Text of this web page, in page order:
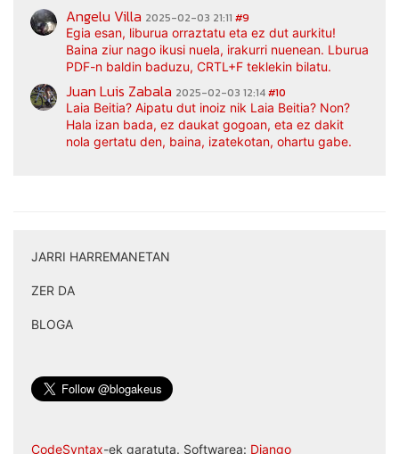
Angelu Villa 2025-02-03 21:11 #9
Egia esan, liburua orraztatu eta ez dut aurkitu!
Baina ziur nago ikusi nuela, irakurri nuenean. Lburua
PDF-n baldin baduzu, CRTL+F teklekin bilatu.
Juan Luis Zabala 2025-02-03 12:14#10
Laia Beitia? Aipatu dut inoiz nik Laia Beitia? Non?
Hala izan bada, ez daukat gogoan, eta ez dakit
nola gertatu den, baina, izatekotan, ohartu gabe.
JARRI HARREMANETAN
ZER DA
BLOGA
CodeSyntax-ek garatuta. Softwarea: Django